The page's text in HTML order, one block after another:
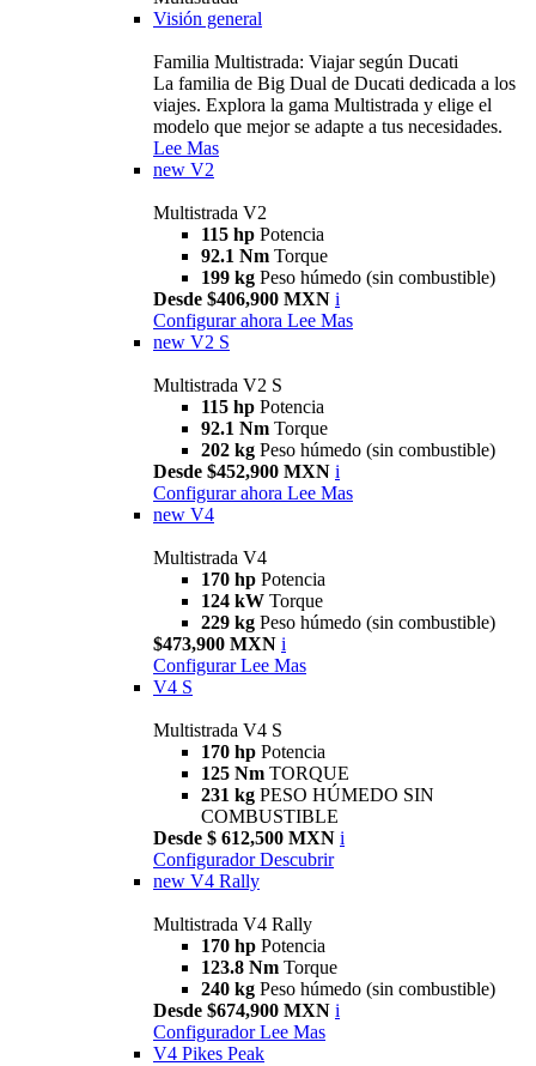
Visión general
Familia Multistrada: Viajar según Ducati
La familia de Big Dual de Ducati dedicada a los
viajes. Explora la gama Multistrada y elige el
modelo que mejor se adapte a tus necesidades.
Lee Mas
new V2
Multistrada V2
115 hp Potencia
92.1 Nm Torque
199 kg Peso húmedo (sin combustible)
Desde $406,900 MXN i
Configurar ahora Lee Mas
new V2 S
Multistrada V2 S
115 hp Potencia
92.1 Nm Torque
202 kg Peso húmedo (sin combustible)
Desde $452,900 MXN i
Configurar ahora Lee Mas
new V4
Multistrada V4
170 hp Potencia
124 kW Torque
229 kg Peso húmedo (sin combustible)
$473,900 MXN i
Configurar Lee Mas
V4 S
Multistrada V4 S
170 hp Potencia
125 Nm TORQUE
231 kg PESO HÚMEDO SIN
COMBUSTIBLE
Desde $ 612,500 MXN i
Configurador Descubrir
new V4 Rally
Multistrada V4 Rally
170 hp Potencia
123.8 Nm Torque
240 kg Peso húmedo (sin combustible)
Desde $674,900 MXN i
Configurador Lee Mas
V4 Pikes Peak